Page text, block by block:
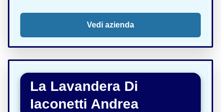
Vedi azienda
La Lavandera Di
Iaconetti Andrea